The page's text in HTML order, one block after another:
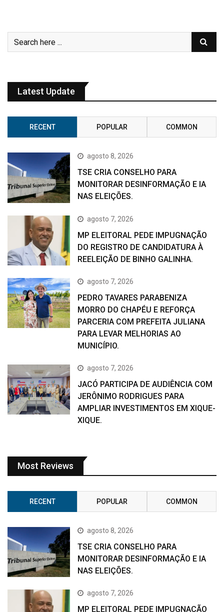
Latest Update
RECENT POPULAR COMMON
agosto 8, 2026
TSE CRIA CONSELHO PARA
MONITORAR DESINFORMAÇÃO E IA
NAS ELEIÇÕES.
agosto 7, 2026
MP ELEITORAL PEDE IMPUGNAÇÃO
DO REGISTRO DE CANDIDATURA À
REELEIÇÃO DE BINHO GALINHA.
agosto 7, 2026
PEDRO TAVARES PARABENIZA
MORRO DO CHAPÉU E REFORÇA
PARCERIA COM PREFEITA JULIANA
PARA LEVAR MELHORIAS AO
MUNICÍPIO.
agosto 7, 2026
JACÓ PARTICIPA DE AUDIÊNCIA COM
JERÔNIMO RODRIGUES PARA
AMPLIAR INVESTIMENTOS EM XIQUE-
XIQUE.
Most Reviews
RECENT POPULAR COMMON
agosto 8, 2026
TSE CRIA CONSELHO PARA
MONITORAR DESINFORMAÇÃO E IA
NAS ELEIÇÕES.
agosto 7, 2026
MP ELEITORAL PEDE IMPUGNAÇÃO